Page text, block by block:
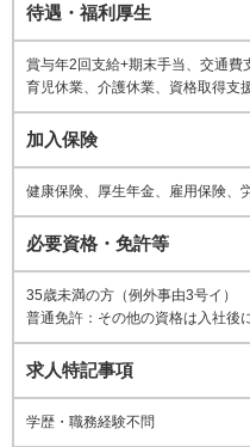
待遇・福利厚生
賞与年2回支給+期末手当、交通費
育児休業、介護休業、資格取得支
加入保険
健康保険、厚生年金、雇用保険、
必要資格・免許等
35歳未満の方（例外事由3号イ）
普通免許：その他の資格は入社後
求人特記事項
学歴・職務経験不問